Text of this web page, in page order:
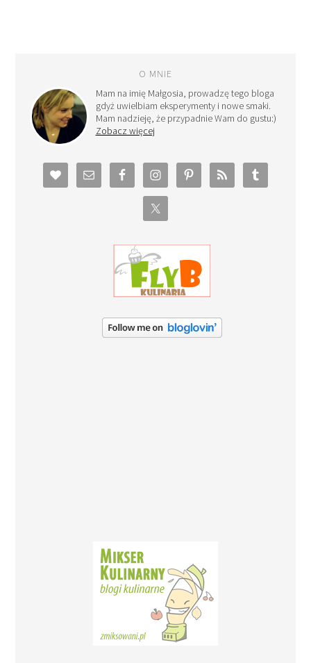
O MNIE
Mam na imię Małgosia, prowadzę tego bloga
gdyż uwielbiam eksperymenty i nowe smaki.
Mam nadzieję, że przypadnie Wam do gustu:)
Zobacz więcej